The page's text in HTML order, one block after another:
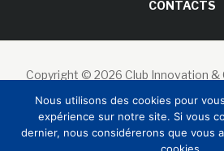
CONTACTS
Copyright © 2026 Club Innovation &
Sinapses Conseils
Nous utilisons des cookies pour
expérience sur notre site. Si vous
dernier, nous considérerons que vous